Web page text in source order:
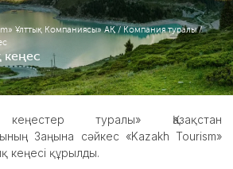
Ұлттық Компаниясы» АҚ / Компания туралы/
кеңес
кеңестер туралы» Қазақстан
Заңына сәйкес «Kazakh Tourism»
кеңесі құрылды.